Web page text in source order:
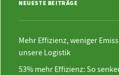
NEUESTE BEITRÄGE
Mehr Effizienz, weniger
unsere Logistik
53% mehr Effizienz: So